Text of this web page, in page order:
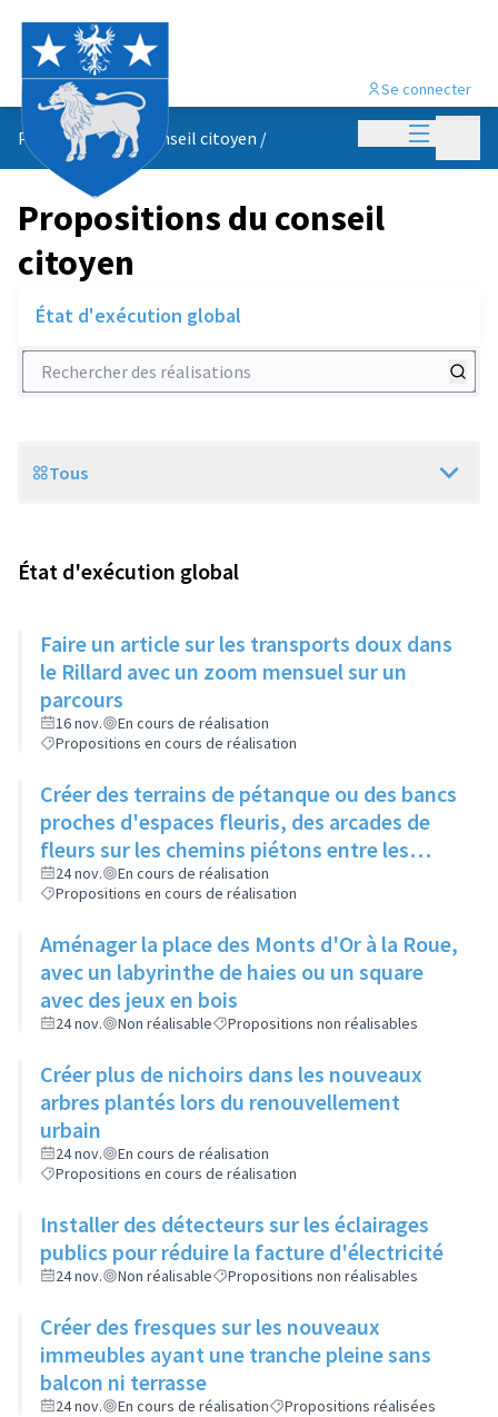
Menu
Se connecter
Propositions du conseil citoyen /
Propositions du conseil
citoyen
État d'exécution global
Rechercher des réalisations
Scope
Tous
État d'exécution global
Faire un article sur les transports doux dans
le Rillard avec un zoom mensuel sur un
parcours
16 nov.
En cours de réalisation
Propositions en cours de réalisation
Créer des terrains de pétanque ou des bancs
proches d'espaces fleuris, des arcades de
fleurs sur les chemins piétons entre les
immeubles
24 nov.
En cours de réalisation
Propositions en cours de réalisation
Aménager la place des Monts d'Or à la Roue,
avec un labyrinthe de haies ou un square
avec des jeux en bois
24 nov. Non réalisable Propositions non réalisables
Créer plus de nichoirs dans les nouveaux
arbres plantés lors du renouvellement
urbain
24 nov.
En cours de réalisation
Propositions en cours de réalisation
Installer des détecteurs sur les éclairages
publics pour réduire la facture d'électricité
24 nov. Non réalisable Propositions non réalisables
Créer des fresques sur les nouveaux
immeubles ayant une tranche pleine sans
balcon ni terrasse
24 nov. En cours de réalisation Propositions réalisées